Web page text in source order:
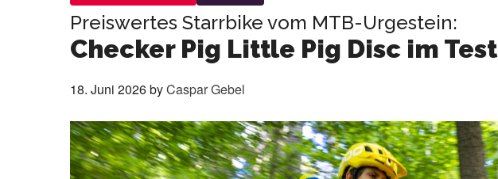
Preiswertes Starrbike vom MTB-Urgestein:
Checker Pig Little Pig Disc im Test
18. Juni 2026byCaspar Gebel